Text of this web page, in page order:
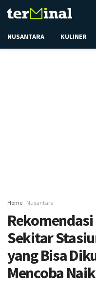
NUSANTARA KULINER
Home Nusantara
Sekitar
yang Bisa
Mencoba